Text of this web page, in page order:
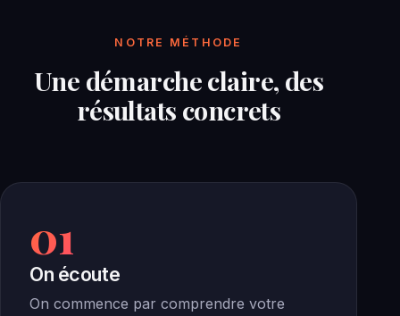
NOTRE MÉTHODE
Une démarche claire, des
résultats concrets
01
On écoute
On commence par comprendre votre